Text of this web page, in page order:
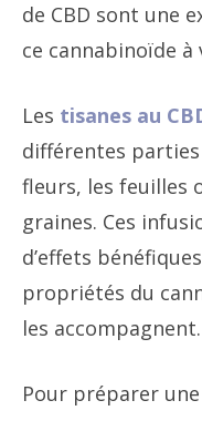
de CBD sont une
ce cannabinoïde
Les tisanes au
différentes
fleurs, les feuilles
graines. Ces
d’effets
propriétés du
les accompagnent.
Pour préparer